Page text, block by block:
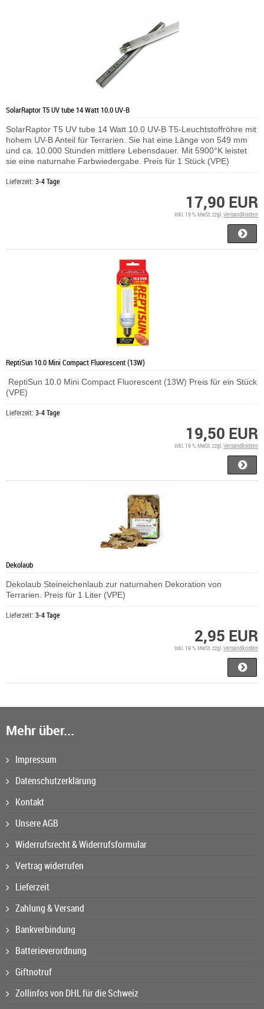
SolarRaptor T5 UV tube 14 Watt 10.0 UV-B
SolarRaptor T5 UV tube 14 Watt 10.0 UV-B T5-Leuchtstoffröhre mit
hohem UV-B Anteil für Terrarien. Sie hat eine Länge von 549 mm
und ca. 10.000 Stunden mittlere Lebensdauer. Mit 5900°K leistet
sie eine naturnahe Farbwiedergabe. Preis für 1 Stück (VPE)
Lieferzeit: 3-4 Tage
17,90 EUR
inkl. 19 % MwSt. zzgl.Versandkosten
ReptiSun 10.0 Mini Compact Fluorescent (13W)
ReptiSun 10.0 Mini Compact Fluorescent (13W) Preis für ein Stück
(VPE)
Lieferzeit: 3-4 Tage
19,50 EUR
inkl. 19 % MwSt. zzgl.Versandkosten
Dekolaub
Dekolaub Steineichenlaub zur naturnahen Dekoration von
Terrarien. Preis für 1 Liter (VPE)
Lieferzeit: 3-4 Tage
2,95 EUR
inkl. 19 % MwSt. zzgl.Versandkosten
Mehr über...
Impressum
Datenschutzerklärung
Kontakt
Unsere AGB
Widerrufsrecht & Widerrufsformular
Vertrag widerrufen
Lieferzeit
Zahlung & Versand
Bankverbindung
Batterieverordnung
Giftnotruf
Zollinfos von DHL für die Schweiz